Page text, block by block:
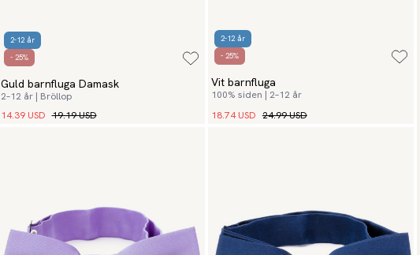
2-12 år
- 25%
Guld barnfluga Damask
2–12 år | Bröllop
14.39 USD 19.19 USD
2-12 år
- 25%
Vit barnfluga
100% siden | 2–12 år
18.74 USD 24.99 USD